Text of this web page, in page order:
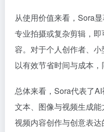
从使用价值来看，Sora
专业拍摄或复杂剪辑，
容。对于个人创作者、
以有效节省时间与成本，
总体来看，Sora代表了
文本、图像与视频生成
视频内容创作与创意表